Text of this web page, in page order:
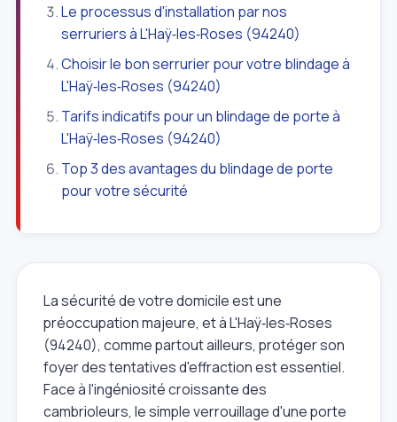
Le processus d'installation par nos
serruriers à L'Haÿ‑les‑Roses (94240)
Choisir le bon serrurier pour votre blindage à
L'Haÿ‑les‑Roses (94240)
Tarifs indicatifs pour un blindage de porte à
L'Haÿ‑les‑Roses (94240)
Top 3 des avantages du blindage de porte
pour votre sécurité
La sécurité de votre domicile est une
préoccupation majeure, et à L'Haÿ‑les‑Roses
(94240), comme partout ailleurs, protéger son
foyer des tentatives d'effraction est essentiel.
Face à l'ingéniosité croissante des
cambrioleurs, le simple verrouillage d'une porte